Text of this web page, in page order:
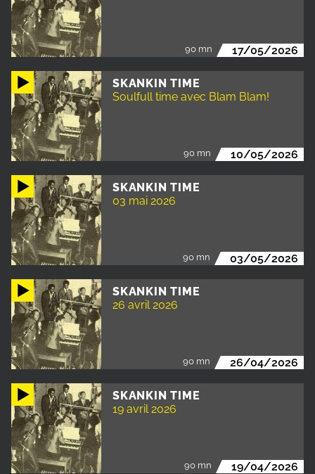
90 mn 17/05/2026
SKANKIN TIME
Soulfull time avec Blam Blam!
90 mn 10/05/2026
SKANKIN TIME
03 mai 2026
90 mn 03/05/2026
SKANKIN TIME
26 avril 2026
90 mn 26/04/2026
SKANKIN TIME
19 avril 2026
90 mn 19/04/2026